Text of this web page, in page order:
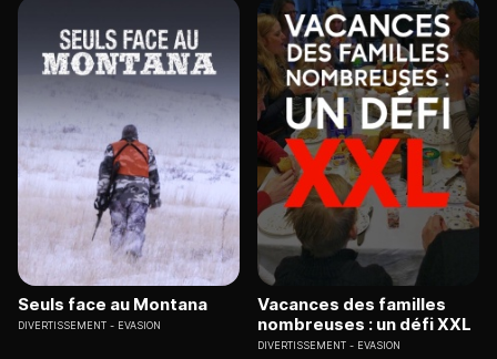
Seuls face au Montana
DIVERTISSEMENT EVASION
Vacances des familles
nombreuses : un défi XXL
DIVERTISSEMENT EVASION